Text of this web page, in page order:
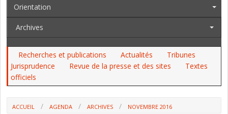
Orientation
Archives
Recherches et publications Actualités
Tribunes
Jurisprudence
Revue de la presse et des sites
Textes
officiels
ACCUEIL AGENDA ARCHIVES NOVEMBRE 2016